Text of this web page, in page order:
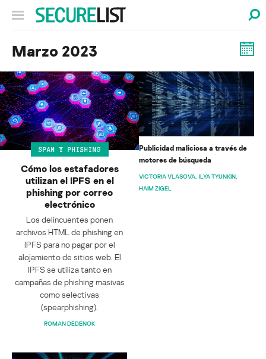
Marzo 2023
SPAM Y PHISHING
Cómo los estafadores
utilizan el IPFS en el
phishing por correo
electrónico
Los delincuentes ponen
archivos HTML de phishing en
IPFS para no pagar por el
alojamiento de sitios web. El
IPFS se utiliza tanto en
campañas de phishing masivas
como selectivas
(spearphishing).
ROMAN DEDENOK
Publicidad maliciosa a través de
motores de búsqueda
VICTORIA VLASOVA ILYA TYUNKIN
HAIM ZIGEL